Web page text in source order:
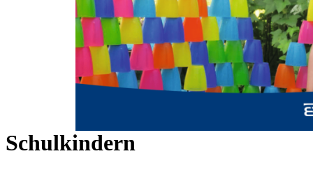
Fachbeitrag:
Bestandsaufnahme der
Psychomotoriktherapie zur
Förderung sozialer und
Schulkindern